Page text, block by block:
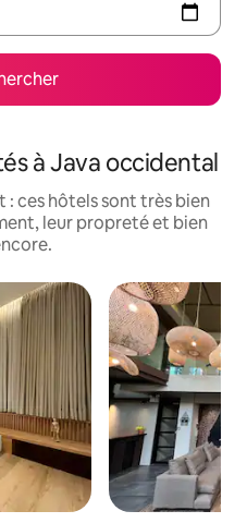
à Java occidental
: ces hôtels sont très bien
leur propreté et bien